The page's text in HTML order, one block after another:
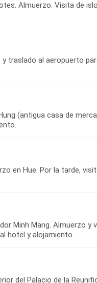
Almuerzo. Visita de
traslado al aeropuerto
(antigua casa de
en Hue. Por la tarde,
Minh Mang. Almuerzo y
del Palacio de la